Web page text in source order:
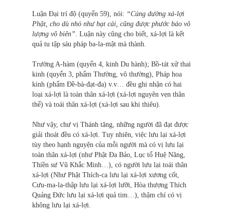
Luận Đại trí độ (quyển 59), nói: “Cúng dường xá-lợi
Phật, cho dù nhỏ như hạt cải, cũng được phước báo vô
lượng vô biên”. Luận này cũng cho biết, xá-lợi là kết
quả tu tập sáu pháp ba-la-mật mà thành.
Trường A-hàm (quyển 4, kinh Du hành); Bồ-tát xử thai
kinh (quyển 3, phẩm Thường, vô thường), Pháp hoa
kinh (phẩm Đề-bà-đạt-đa) v.v… đều ghi nhận có hai
loại xá-lợi là toàn thân xá-lợi (xá-lợi nguyên vẹn thân
thể) và toái thân xá-lợi (xá-lợi sau khi thiêu).
Như vậy, chư vị Thánh tăng, những người đã đạt được
giải thoát đều có xá-lợi. Tuy nhiên, việc lưu lại xá-lợi
tùy theo hạnh nguyện của mỗi người mà có vị lưu lại
toàn thân xá-lợi (như Phật Đa Bảo, Lục tổ Huệ Năng,
Thiền sư Vũ Khắc Minh…), có người lưu lại toái thân
xá-lợi (Như Phật Thích-ca lưu lại xá-lợi xương cốt,
Cưu-ma-la-thập lưu lại xá-lợi lưỡi, Hòa thượng Thích
Quảng Đức lưu lại xá-lợi quả tim…), thậm chí có vị
không lưu lại xá-lợi.